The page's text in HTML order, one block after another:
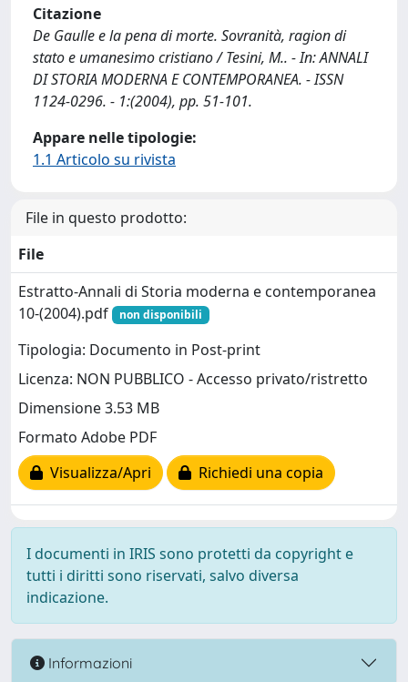
Citazione
De Gaulle e la pena di morte. Sovranità, ragion di
stato e umanesimo cristiano / Tesini, M.. - In: ANNALI
DI STORIA MODERNA E CONTEMPORANEA. - ISSN
1124-0296. - 1:(2004), pp. 51-101.
Appare nelle tipologie:
1.1 Articolo su rivista
File in questo prodotto:
File
Estratto-Annali di Storia moderna e contemporanea
10-(2004).pdf
non disponibili
Tipologia: Documento in Post-print
Licenza: NON PUBBLICO - Accesso privato/ristretto
Dimensione 3.53 MB
Formato Adobe PDF
Visualizza/Apri
Richiedi una copia
I documenti in IRIS sono protetti da copyright e
tutti i diritti sono riservati, salvo diversa
indicazione.
Informazioni